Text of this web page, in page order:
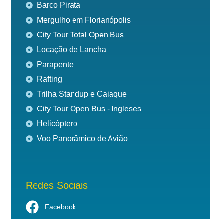
Barco Pirata
Mergulho em Florianópolis
City Tour Total Open Bus
Locação de Lancha
Parapente
Rafting
Trilha Standup e Caiaque
City Tour Open Bus - Ingleses
Helicóptero
Voo Panorâmico de Avião
Redes Sociais
Facebook